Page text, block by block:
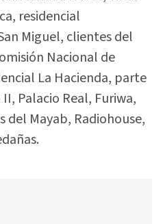
residencial
Miguel, clientes del
Nacional de
La Hacienda, parte
Palacio Real, Furiwa,
del Mayab, Radiohouse,